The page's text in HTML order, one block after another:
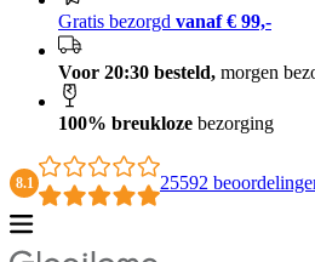
Gratis bezorgd vanaf € 99,-
Voor 20:30 besteld, morgen
100% breukloze bezorging
8.1 25592